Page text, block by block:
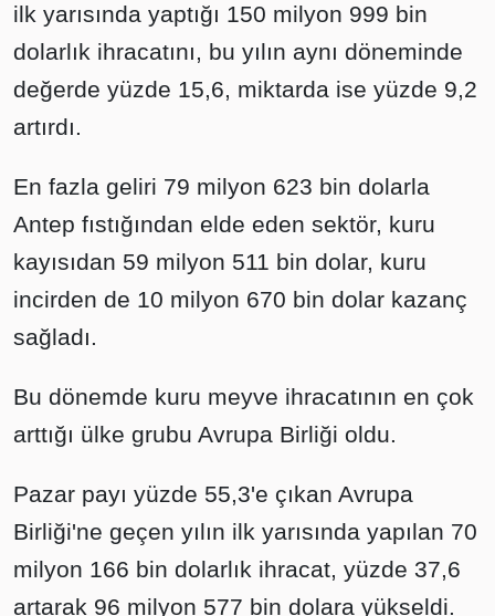
ilk yarısında yaptığı 150 milyon 999 bin
dolarlık ihracatını, bu yılın aynı döneminde
değerde yüzde 15,6, miktarda ise yüzde 9,2
artırdı.
En fazla geliri 79 milyon 623 bin dolarla
Antep fıstığından elde eden sektör, kuru
kayısıdan 59 milyon 511 bin dolar, kuru
incirden de 10 milyon 670 bin dolar kazanç
sağladı.
Bu dönemde kuru meyve ihracatının en çok
arttığı ülke grubu Avrupa Birliği oldu.
Pazar payı yüzde 55,3'e çıkan Avrupa
Birliği'ne geçen yılın ilk yarısında yapılan 70
milyon 166 bin dolarlık ihracat, yüzde 37,6
artarak 96 milyon 577 bin dolara yükseldi.